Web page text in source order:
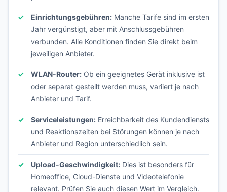
Einrichtungsgebühren: Manche Tarife sind im ersten
Jahr vergünstigt, aber mit Anschlussgebühren
verbunden. Alle Konditionen finden Sie direkt beim
jeweiligen Anbieter.
WLAN-Router: Ob ein geeignetes Gerät inklusive ist
oder separat gestellt werden muss, variiert je nach
Anbieter und Tarif.
Serviceleistungen: Erreichbarkeit des Kundendiensts
und Reaktionszeiten bei Störungen können je nach
Anbieter und Region unterschiedlich sein.
Upload-Geschwindigkeit: Dies ist besonders für
Homeoffice, Cloud-Dienste und Videotelefonie
relevant. Prüfen Sie auch diesen Wert im Vergleich.